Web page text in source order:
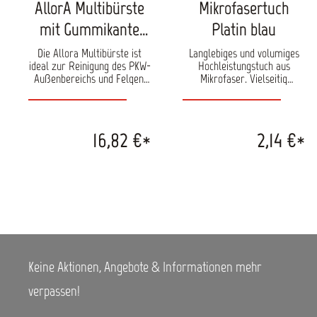
AllorA Multibürste
mit Gummikante
und weichen
Borsten
Die Allora Multibürste ist
ideal zur Reinigung des PKW-
Außenbereichs und Felgen.
gründliche Reinigung
Borsten und der
Gummikante. Maße: ca. 310 x
16,82 €*
Mikrofasertuch
Platin blau
Langlebiges und volumiges
Hochleistungstuch aus
Mikrofaser. Vielseitig
bei der Fahrzeugpflege. Das
Aufnahmefähigkeit von
Schmutz und Wasser. Kann in
cm
2,14 €*
Keine Aktionen, Angebote & Informationen mehr
verpassen!